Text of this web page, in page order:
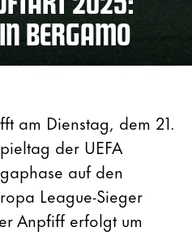
BERGAMO
am Dienstag, dem 21.
der UEFA
auf den
League-Sieger
Anpfiff erfolgt um